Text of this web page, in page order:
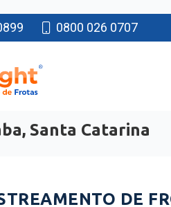
0800 026 0707
Santa Catarina
DE